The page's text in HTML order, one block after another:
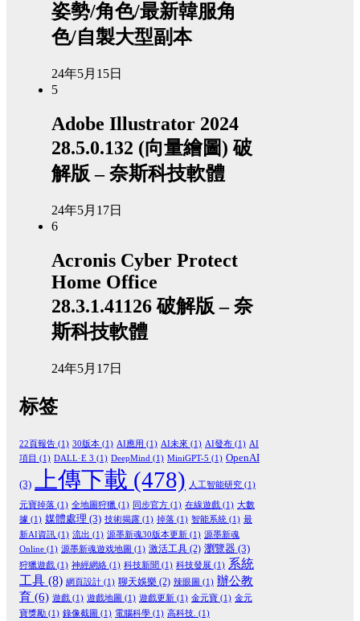
姿勢/角色/最新韓服角
色/自製大型副本
24年5月15日
5
Adobe Illustrator 2024
28.5.0.132 (向量繪圖) 破
解版 – 奈斯科技軟體
24年5月17日
6
Acronis Cyber Protect
Home Office
28.3.1.41126 破解版 – 奈
斯科技軟體
24年5月17日
标签
22頁報告 (1) 30版本 (1) AI應用 (1) AI未來 (1) AI發布 (1) AI
項目 (1) DALL·E 3 (1) DeepMind (1) MiniGPT-5 (1) OpenAI
(3) 上傳下載 (478) 人工智能研究 (1)
元寶掉落 (1) 全地圖狩獵 (1) 同步官方 (1) 在線遊戲 (1) 大數
據 (1) 媒體處理 (3) 技術揭露 (1) 掉落 (1) 智能系統 (1) 最
新AI資訊 (1) 流出 (1) 源墨新魂30版本更新 (1) 源墨新魂
Online (1) 源墨新魂遊戏地圖 (1) 激活工具 (2) 瀏覽器 (3)
狩獵遊戲 (1) 神經網絡 (1) 科技新聞 (1) 科技發展 (1) 系統
工具 (8) 網頁設計 (1) 聊天娛樂 (2) 辣眼圖 (1) 辦公教
育 (6) 遊戲 (1) 遊戲地圖 (1) 遊戲更新 (1) 金元寶 (1) 金元
寶獎勵 (1) 錄像截圖 (1) 電腦科學 (1) 高科技. (1)